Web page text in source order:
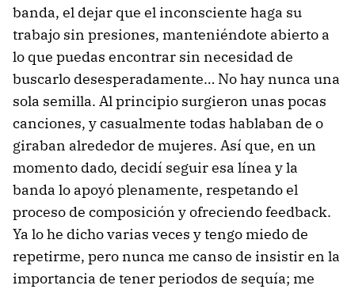
banda, el dejar que el inconsciente haga su
trabajo sin presiones, manteniéndote abierto a
lo que puedas encontrar sin necesidad de
buscarlo desesperadamente… No hay nunca una
sola semilla. Al principio surgieron unas pocas
canciones, y casualmente todas hablaban de o
giraban alrededor de mujeres. Así que, en un
momento dado, decidí seguir esa línea y la
banda lo apoyó plenamente, respetando el
proceso de composición y ofreciendo feedback.
Ya lo he dicho varias veces y tengo miedo de
repetirme, pero nunca me canso de insistir en la
importancia de tener periodos de sequía; me